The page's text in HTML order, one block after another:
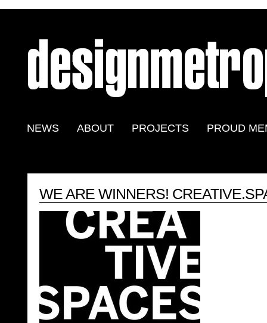
NEWS ABOUT PROJECTS PROUD
WE ARE WINNERS!